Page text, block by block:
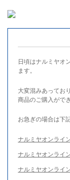
日頃はナルミヤオ
ます。
大変混みあってお
商品のご購入がで
お急ぎの場合は下
ナルミヤオンライ
ナルミヤオンライ
ナルミヤオンライ